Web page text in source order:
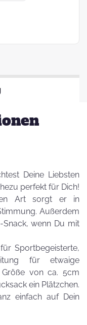
Deine Liebsten
perfekt für Dich!
Art sorgt er in
Außerdem
wenn Du mit
Sportbegeisterte,
für etwaige
von ca. 5cm
ein Plätzchen.
einfach auf Dein